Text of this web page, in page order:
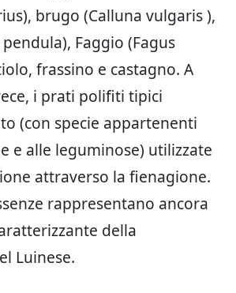
brugo (Calluna vulgaris ),
Faggio (Fagus
frassino e castagno. A
i prati polifiti tipici
(con specie appartenenti
e alle leguminose) utilizzate
attraverso la fienagione.
rappresentano ancora
della
Luinese.